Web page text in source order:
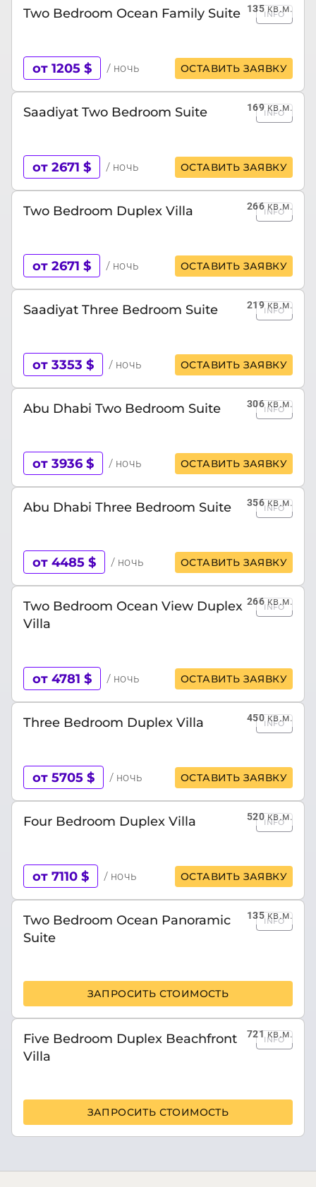
135кв.м.
Two Bedroom Ocean Family Suite INFO
от 1205 $ / ночь ОСТАВИТЬ ЗАЯВКУ
169кв.м.
Saadiyat Two Bedroom Suite INFO
от 2671 $ / ночь ОСТАВИТЬ ЗАЯВКУ
266кв.м.
Two Bedroom Duplex Villa INFO
от 2671 $ / ночь ОСТАВИТЬ ЗАЯВКУ
219кв.м.
Saadiyat Three Bedroom Suite INFO
от 3353 $ / ночь ОСТАВИТЬ ЗАЯВКУ
306кв.м.
Abu Dhabi Two Bedroom Suite INFO
от 3936 $ / ночь ОСТАВИТЬ ЗАЯВКУ
356кв.м.
Abu Dhabi Three Bedroom Suite INFO
от 4485 $ / ночь ОСТАВИТЬ ЗАЯВКУ
266кв.м.
Two Bedroom Ocean View Duplex
Villa
INFO
от 4781 $ / ночь ОСТАВИТЬ ЗАЯВКУ
450кв.м.
Three Bedroom Duplex Villa INFO
от 5705 $ / ночь ОСТАВИТЬ ЗАЯВКУ
520кв.м.
Four Bedroom Duplex Villa INFO
от 7110 $ / ночь ОСТАВИТЬ ЗАЯВКУ
135кв.м.
Two Bedroom Ocean Panoramic
Suite
INFO
ЗАПРОСИТЬ СТОИМОСТЬ
721кв.м.
Five Bedroom Duplex Beachfront
Villa
INFO
ЗАПРОСИТЬ СТОИМОСТЬ